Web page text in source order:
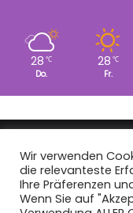
28 ℃
Do.
28 ℃
Fr.
Copyright © 2008 -
Start|
Wir verwenden
die relevanteste
Ihre Präferenzen
Wenn Sie auf